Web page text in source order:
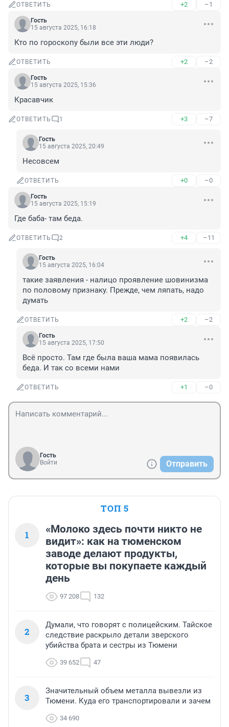
ОТВЕТИТЬ +2 –1
Гость
15 августа 2025, 16:18
Кто по гороскопу были все эти люди?
ОТВЕТИТЬ +2 –2
Гость
15 августа 2025, 15:36
Красавчик
ОТВЕТИТЬ 1 +3 –7
Гость
15 августа 2025, 20:49
Несовсем
ОТВЕТИТЬ +0 –0
Гость
15 августа 2025, 15:19
Где баба- там беда.
ОТВЕТИТЬ 2 +4 –11
Гость
15 августа 2025, 16:04
такие заявления - налицо проявление шовинизма
по половому признаку. Прежде, чем ляпать, надо
думать
ОТВЕТИТЬ +2 –2
Гость
15 августа 2025, 17:50
Всё просто. Там где была ваша мама появилась
беда. И так со всеми нами
ОТВЕТИТЬ +1 –0
Гость
Войти
Отправить
ТОП 5
1
«Молоко здесь почти никто не
видит»: как на тюменском
заводе делают продукты,
которые вы покупаете каждый
день
97 208 132
2
Думали, что говорят с полицейским. Тайское
следствие раскрыло детали зверского
убийства брата и сестры из Тюмени
39 652 47
3
Значительный объем металла вывезли из
Тюмени. Куда его транспортировали и зачем
34 690